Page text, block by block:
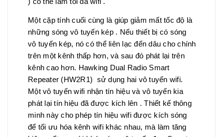
Một cặp tính cuối cùng là giúp giảm mất tốc độ là
những sóng vô tuyến kép . Nếu thiết bị có sóng
vô tuyến kép, nó có thể liên lạc đến dâu cho chính
trên một kênh thấp hơn, và sau đó phát lại trên
kênh cao hơn. Hawking Dual Radio Smart
Repeater (HW2R1) sử dụng hai vô tuyến wifi.
Một vô tuyến wifi nhận tín hiệu và vô tuyến kia
phát lại tín hiệu đã được kích lên . Thiết kế thông
minh này cho phép tín hiệu wifi được kích sóng
để tối ưu hóa kênh wifi khác nhau, mà làm tăng